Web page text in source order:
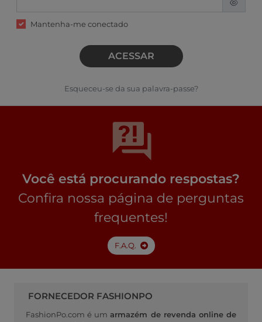
Mantenha-me conectado
ACESSAR
Esqueceu-se da sua palavra-passe?
Você está procurando respostas?
Confira nossa página de perguntas
frequentes!
F.A.Q.
FORNECEDOR FASHIONPO
FashionPo.com é umarmazém de revenda online de